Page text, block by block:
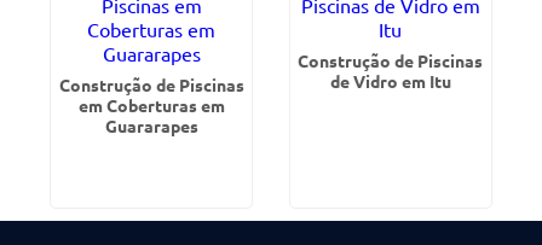
Construção de Piscinas
em Coberturas em
Guararapes
Construção de Piscinas
de Vidro em Itu